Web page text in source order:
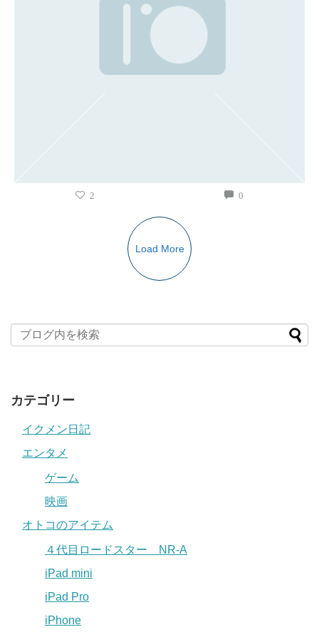
2 0
Load More
カテゴリー
イクメン日記
エンタメ
ゲーム
映画
オトコのアイテム
４代目ロードスター NR-A
iPad mini
iPad Pro
iPhone